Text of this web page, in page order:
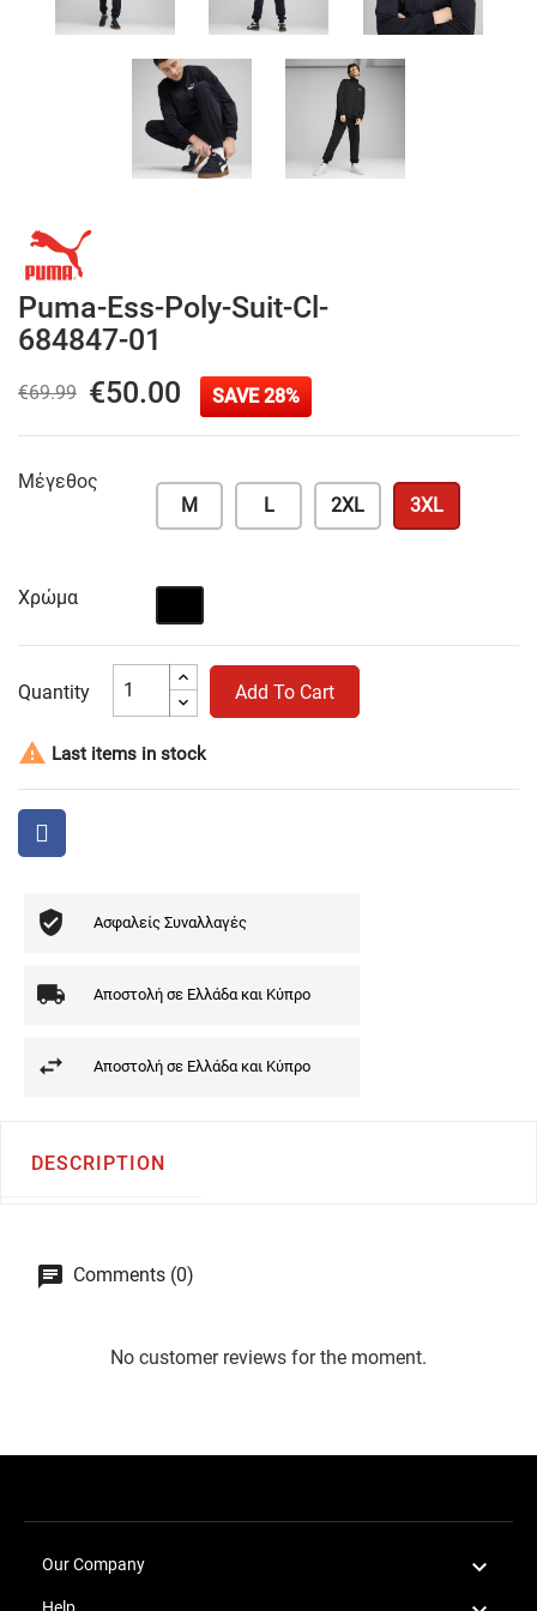
Puma-Ess-Poly-Suit-Cl-
684847-01
€69.99 €50.00 SAVE 28%
Μέγεθος
M
L 2XL 3XL
Χρώμα
Quantity Add To Cart
 Last items in stock
Ασφαλείς Συναλλαγές
Αποστολή σε Ελλάδα και Κύπρο
Αποστολή σε Ελλάδα και Κύπρο
DESCRIPTION
Comments (0)
No customer reviews for the moment.
Our Company 